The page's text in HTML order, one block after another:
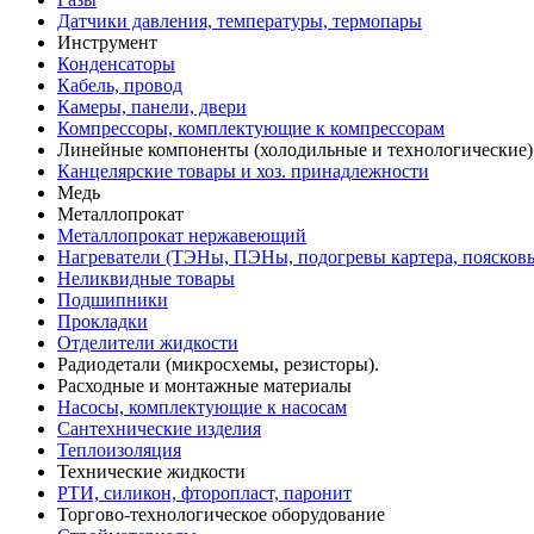
Датчики давления, температуры, термопары
Инструмент
Конденсаторы
Кабель, провод
Камеры, панели, двери
Компрессоры, комплектующие к компрессорам
Линейные компоненты (холодильные и технологические)
Канцелярские товары и хоз. принадлежности
Медь
Металлопрокат
Металлопрокат нержавеющий
Нагреватели (ТЭНы, ПЭНы, подогревы картера,
Неликвидные товары
Подшипники
Прокладки
Отделители жидкости
Радиодетали (микросхемы, резисторы).
Расходные и монтажные материалы
Насосы, комплектующие к насосам
Сантехнические изделия
Теплоизоляция
Технические жидкости
РТИ, силикон, фторопласт, паронит
Торгово-технологическое оборудование